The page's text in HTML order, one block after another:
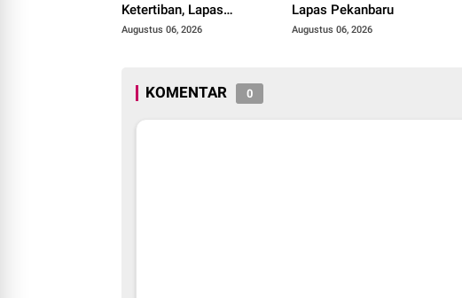
Ketertiban, Lapas
Narkotika Rumbai Gelar
Augustus 06, 2026
Lapas Pekanbaru
Augustus 06, 2026
KOMENTAR 0